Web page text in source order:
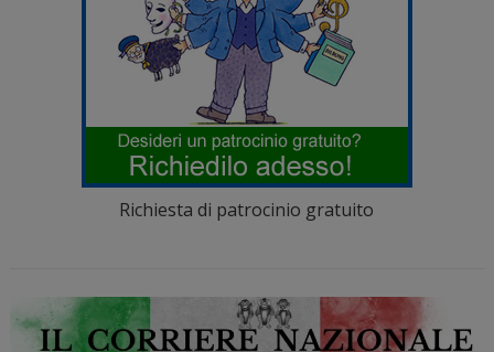
Richiesta di patrocinio gratuito